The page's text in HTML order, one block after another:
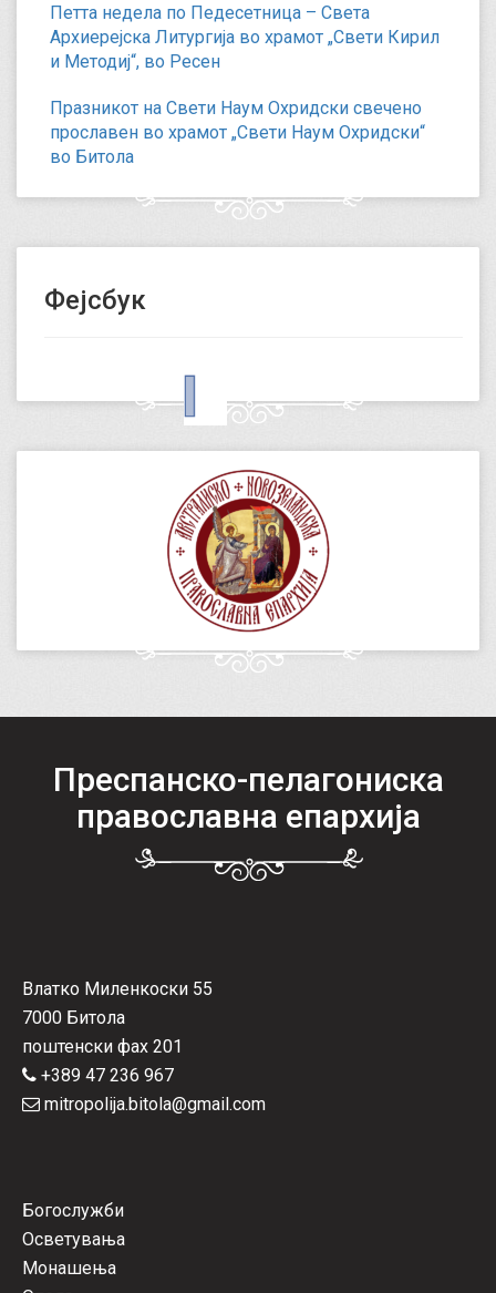
Петта недела по Педесетница – Света
Архиерејска Литургија во храмот „Свети Кирил
и Методиј“, во Ресен
Празникот на Свети Наум Охридски свечено
прославен во храмот „Свети Наум Охридски“
во Битола
Фејсбук
Преспанско-пелагониска
православна епархија
Влатко Миленкоски 55
7000 Битола
поштенски фах 201
+389 47 236 967
mitropolija.bitola@gmail.com
Богослужби
Осветувања
Монашења